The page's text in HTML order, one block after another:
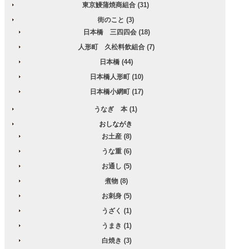
東京鰻蒲焼商組合 (31)
街のこと (3)
日本橋 三四四会 (18)
人形町 久松料飲組合 (7)
日本橋 (44)
日本橋人形町 (10)
日本橋小網町 (17)
うなぎ 本 (1)
おしながき
お土産 (8)
うな重 (6)
お通し (5)
煮物 (8)
お刺身 (5)
うざく (1)
うまき (1)
白焼き (3)